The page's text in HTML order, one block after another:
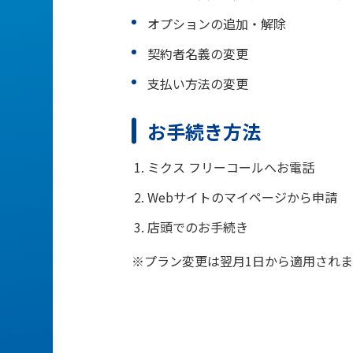
オプションの追加・解除
契約者名義の変更
支払い方法の変更
お手続き方法
ミクス フリーコールへお電話
Webサイトのマイページから申請
店頭でのお手続き
※プラン変更は翌月1日から適用され